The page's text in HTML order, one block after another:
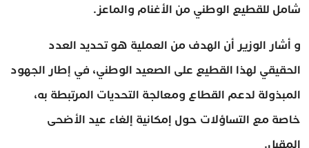
شامل للقطيع الوطني من الأغنام والماعز.
و أشار الوزير أن الهدف من العملية هو تحديد العدد
الحقيقي لهذا القطيع على الصعيد الوطني، في إطار الجهود
المبذولة لدعم القطاع ومعالجة التحديات المرتبطة به،
خاصة مع التساؤلات حول إمكانية إلغاء عيد الأضحى
المقبل.